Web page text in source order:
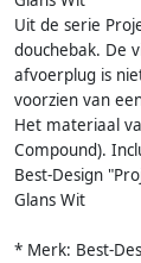
Uit de serie
douchebak. De
afvoerplug is
voorzien van
Het materiaal
Compound).
Best-Design
Glans Wit
* Merk: Best-